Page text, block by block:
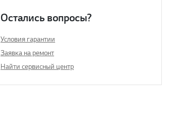
Остались вопросы?
Условия гарантии
Заявка на ремонт
Найти сервисный центр